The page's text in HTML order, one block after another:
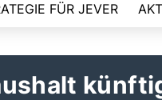
FÜR JEVER